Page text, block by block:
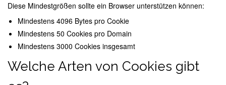
Diese Mindestgrößen sollte ein Browser unterstützen können:
Mindestens 4096 Bytes pro Cookie
Mindestens 50 Cookies pro Domain
Mindestens 3000 Cookies insgesamt
Welche Arten von Cookies gibt